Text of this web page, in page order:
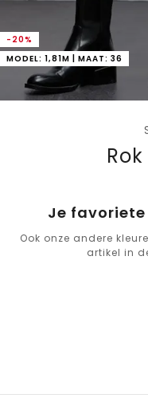
-20%
MODEL: 1,81M | MAAT: 36
Je
Ook onze andere
artikel in